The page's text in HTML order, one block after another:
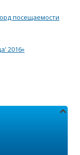
посещаемости
2016»